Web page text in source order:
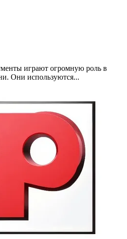
играют огромную роль в
Они используются...